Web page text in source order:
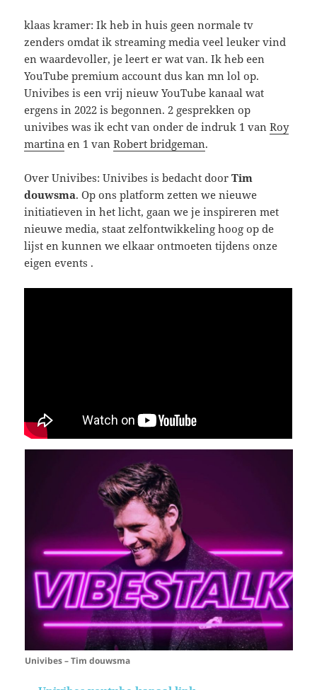
klaas kramer: Ik heb in huis geen normale tv
zenders omdat ik streaming media veel leuker vind
en waardevoller, je leert er wat van. Ik heb een
YouTube premium account dus kan mn lol op.
Univibes is een vrij nieuw YouTube kanaal wat
ergens in 2022 is begonnen. 2 gesprekken op
univibes was ik echt van onder de indruk 1 vanRoy
martina en 1 vanRobert bridgeman.
Over Univibes: Univibes is bedacht doorTim
douwsma. Op ons platform zetten we nieuwe
initiatieven in het licht, gaan we je inspireren met
nieuwe media, staat zelfontwikkeling hoog op de
lijst en kunnen we elkaar ontmoeten tijdens onze
eigen events .
Univibes – Tim douwsma